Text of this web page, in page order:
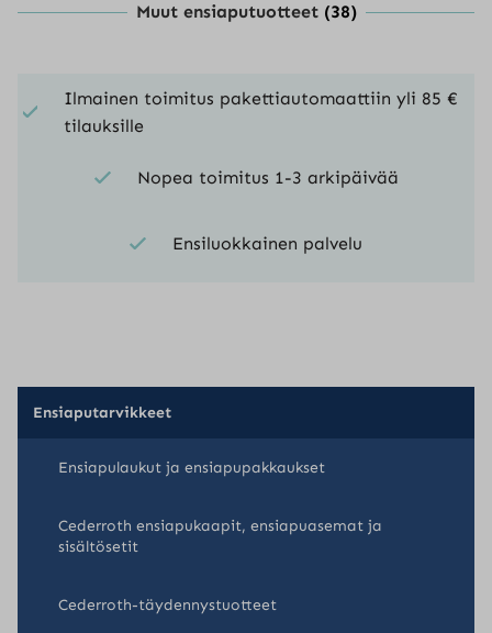
Muut ensiaputuotteet (38)
Ilmainen toimitus pakettiautomaattiin yli 85 €
tilauksille
Nopea toimitus 1-3 arkipäivää
Ensiluokkainen palvelu
Ensiaputarvikkeet
Ensiapulaukut ja ensiapupakkaukset
Cederroth ensiapukaapit, ensiapuasemat ja
sisältösetit
Cederroth-täydennystuotteet